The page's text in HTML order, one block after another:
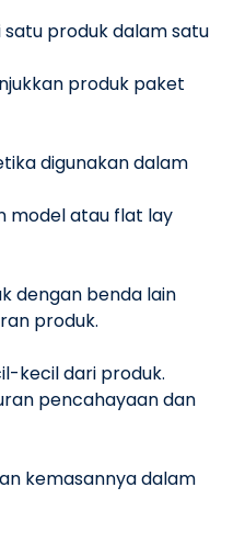
produk dalam satu
produk paket
digunakan dalam
model atau flat lay
dengan benda lain
produk.
kecil dari produk.
pencahayaan dan
kemasannya dalam